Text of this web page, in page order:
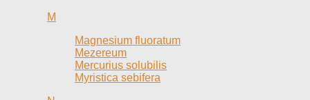
M
Magnesium fluoratum
Mezereum
Mercurius solubilis
Myristica sebifera